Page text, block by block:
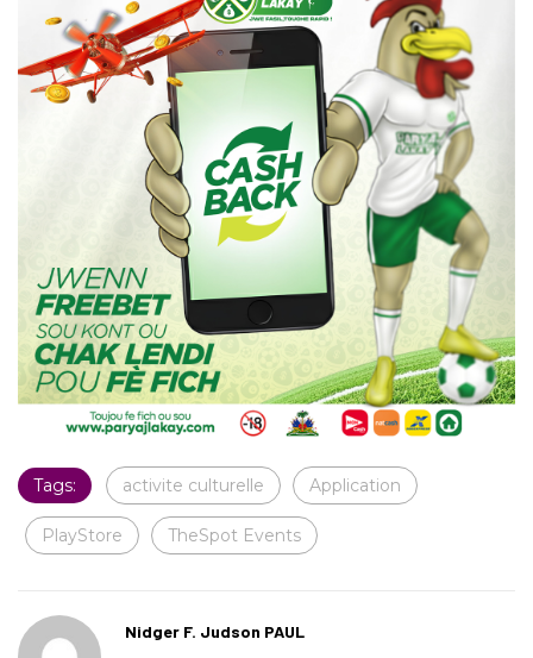
Tags: activite culturelle Application
PlayStore TheSpot Events
Nidger F. Judson PAUL